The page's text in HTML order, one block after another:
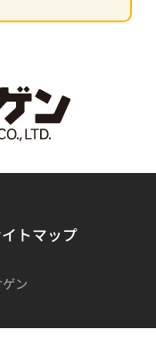
トマップ
ン